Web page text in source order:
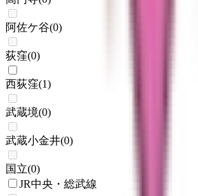
阿佐ケ谷(0)
荻窪(0)
西荻窪(1)
武蔵境(0)
武蔵小金井(0)
国立(0)
JR中央・総武線